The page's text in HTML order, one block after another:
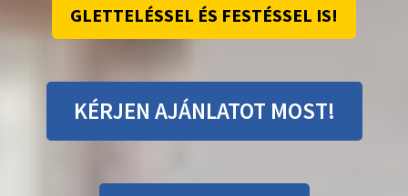
GLETTELÉSSEL ÉS FESTÉSSEL IS!
KÉRJEN AJÁNLATOT MOST!